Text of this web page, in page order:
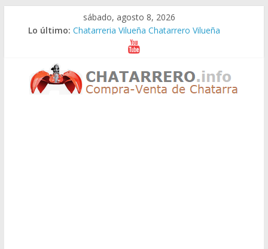
sábado, agosto 8, 2026
Lo último: Chatarreria Vilueña Chatarrero Vilueña
Chatarreria Zuera Chatarrero Zuera
Chatarreria Zaragoza Chatarrero Zaragoza
Chatarreria Zaida Chatarrero Zaida
Chatarreria Vistabella Chatarrero Vistabella